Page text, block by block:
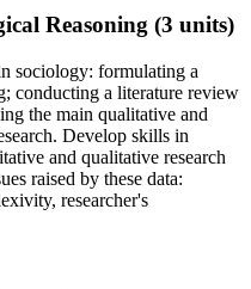
Reasoning (3 units)
sociology: formulating a
conducting a literature review
the main qualitative and
Develop skills in
and qualitative research
raised by these data:
researcher's